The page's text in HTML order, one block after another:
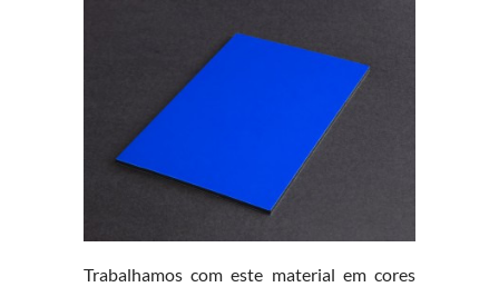
Trabalhamos com este material em cores